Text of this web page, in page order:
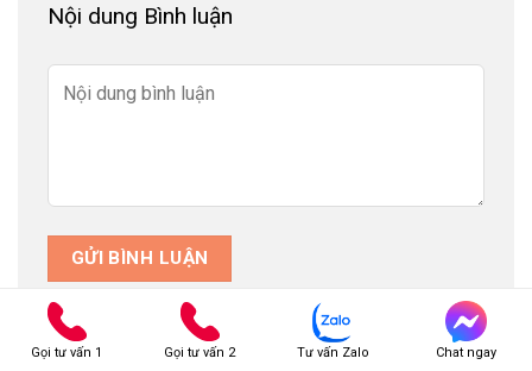
Nội dung Bình luận
Gọi tư vấn 1 Gọi tư vấn 2 Tư vấn Zalo Chat ngay